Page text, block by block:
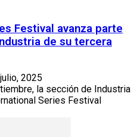
Festival avanza parte
de su tercera
2025
la sección de Industria
Series Festival